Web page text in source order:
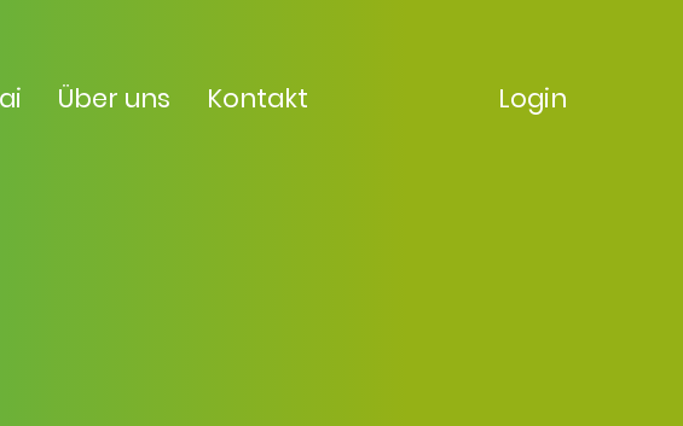
Über uns Kontakt Login